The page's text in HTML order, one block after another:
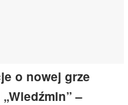
o nowej grze
–